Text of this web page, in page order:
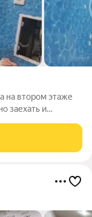
на втором этаже
заехать и